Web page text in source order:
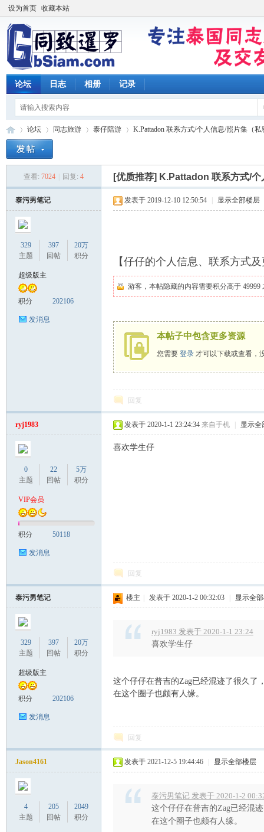
设为首页 收藏本站
论坛 日志 相册 记录
Gb
论坛
›
同志旅游
›
泰仔陪游
›
K.Pattadon 联系方式/个人信息/照片集（
查看: 7024 回复: 4 [优质推荐] K.Pattadon 联系方式/个
泰污男笔记
329
主题
397
回帖
20万
积分
超级版主
积分 202106
发消息
发表于 2019-12-10 12:50:54 显示全部楼层
【仔仔的个人信息、联系方式
游客，本帖隐藏的内容需要积分高于 49999
本帖子中包含更多资源
您需要 登录才可以下载或查看，
回复
ryj1983
0
主题
22
回帖
5万
积分
VIP会员
积分 50118
发消息
发表于 2020-1-1 23:24:34 来自手机 显示全
喜欢学生仔
回复
泰污男笔记
329
主题
397
回帖
20万
积分
超级版主
积分 202106
发消息
楼主 发表于 2020-1-2 00:32:03 显示全
ryj1983 发表于 2020-1-1 23:24
喜欢学生仔
这个仔仔在普吉的Zag已经混迹了很久了
在这个圈子也颇有人缘。
回复
Jason4161
4
主题
205
回帖
2049
积分
发表于 2021-12-5 19:44:46 显示全部楼层
泰污男笔记 发表于 2020-1-2
这个仔仔在普吉的Zag已经混
在这个圈子也颇有人缘。